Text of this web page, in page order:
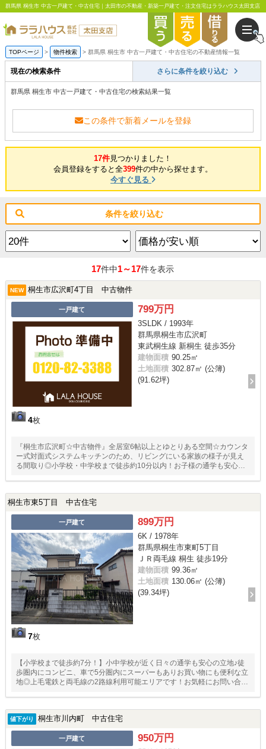
群馬県 桐生市 中古一戸建て・中古住宅｜太田市の不動産・新築一戸建て・注文住宅はララハウス太田支店
TOPページ 物件検索 群馬県 桐生市 中古一戸建て・中古住宅の不動産情報一覧
現在の検索条件 さらに条件を絞り込む
群馬県 桐生市 中古一戸建て・中古住宅の検索結果一覧
この条件で新着メールを登録
17件見つかりました！
会員登録をすると全399件の中から探せます。
今すぐ見る
条件を絞り込む
17件中1～17件を表示
NEW 桐生市広沢町4丁目 中古物件
一戸建て
4枚
799万円
3SLDK / 1993年
群馬県桐生市広沢町
東武桐生線 新桐生 徒歩35分
建物面積 90.25㎡
土地面積 302.87㎡ (公簿)
(91.62坪)
『桐生市広沢町☆中古物件』全居室6帖以上とゆとりある空間☆カウンタ
ー式対面式システムキッチンのため、リビングにいる家族の様子が見え
る間取り◎小学校・中学校まで徒歩約10分以内！お子様の通学も安心な
桐生市東5丁目 中古住宅
一戸建て
7枚
899万円
6K / 1978年
群馬県桐生市東町5丁目
ＪＲ両毛線 桐生 徒歩19分
建物面積 99.36㎡
土地面積 130.06㎡ (公簿)
(39.34坪)
【小学校まで徒歩約7分！】小中学校が近く日々の通学も安心の立地♪徒
歩圏内にコンビニ、車で5分圏内にスーパーもありお買い物にも便利な立
地◎上毛電鉄と両毛線の2路線利用可能エリアです！お気軽にお問い合わ
値下がり 桐生市川内町 中古住宅
一戸建て 950万円